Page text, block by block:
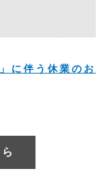
に伴う休業のお